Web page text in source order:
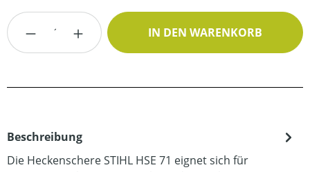
Produkt Anzahl: Gib den gewünschten
IN DEN WARENKORB
Beschreibung
Die Heckenschere STIHL HSE 71 eignet sich für